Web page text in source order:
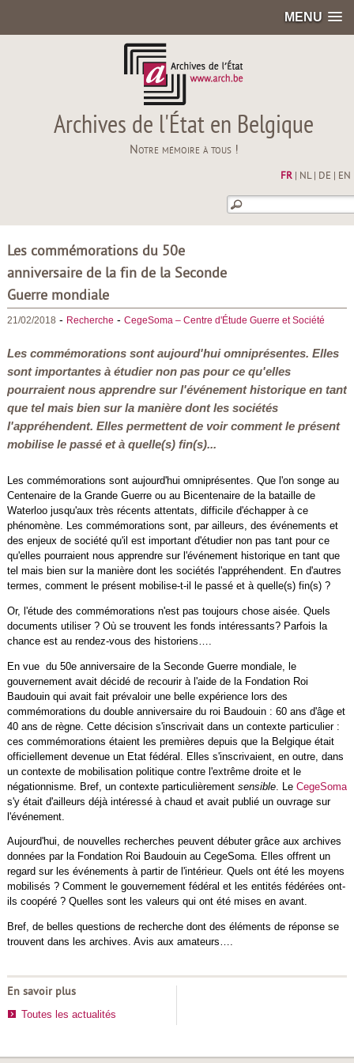
MENU
Archives de l'État en Belgique
Notre mémoire à tous !
FR| NL| DE EN
Les commémorations du 50e
anniversaire de la fin de la Seconde
Guerre mondiale
21/02/2018 - Recherche - CegeSoma – Centre d'Étude Guerre et Société
Les commémorations sont aujourd'hui omniprésentes. Elles
sont importantes à étudier non pas pour ce qu'elles
pourraient nous apprendre sur l'événement historique en tant
que tel mais bien sur la manière dont les sociétés
l'appréhendent. Elles permettent de voir comment le présent
mobilise le passé et à quelle(s) fin(s)...
Les commémorations sont aujourd'hui omniprésentes. Que l'on songe au
Centenaire de la Grande Guerre ou au Bicentenaire de la bataille de
Waterloo jusqu'aux très récents attentats, difficile d'échapper à ce
phénomène. Les commémorations sont, par ailleurs, des événements et
des enjeux de société qu'il est important d'étudier non pas tant pour ce
qu'elles pourraient nous apprendre sur l'événement historique en tant que
tel mais bien sur la manière dont les sociétés l'appréhendent. En d'autres
termes, comment le présent mobilise-t-il le passé et à quelle(s) fin(s) ?
Or, l'étude des commémorations n'est pas toujours chose aisée. Quels
documents utiliser ? Où se trouvent les fonds intéressants? Parfois la
chance est au rendez-vous des historiens….
En vue du 50e anniversaire de la Seconde Guerre mondiale, le
gouvernement avait décidé de recourir à l'aide de la Fondation Roi
Baudouin qui avait fait prévaloir une belle expérience lors des
commémorations du double anniversaire du roi Baudouin : 60 ans d'âge et
40 ans de règne. Cette décision s'inscrivait dans un contexte particulier :
ces commémorations étaient les premières depuis que la Belgique était
officiellement devenue un Etat fédéral. Elles s'inscrivaient, en outre, dans
un contexte de mobilisation politique contre l'extrême droite et le
négationnisme. Bref, un contexte particulièrement sensible. Le CegeSoma
s'y était d'ailleurs déjà intéressé à chaud et avait publié un ouvrage sur
l'événement.
Aujourd'hui, de nouvelles recherches peuvent débuter grâce aux archives
données par la Fondation Roi Baudouin au CegeSoma. Elles offrent un
regard sur les événements à partir de l'intérieur. Quels ont été les moyens
mobilisés ? Comment le gouvernement fédéral et les entités fédérées ont-
ils coopéré ? Quelles sont les valeurs qui ont été mises en avant.
Bref, de belles questions de recherche dont des éléments de réponse se
trouvent dans les archives. Avis aux amateurs….
En savoir plus
Toutes les actualités